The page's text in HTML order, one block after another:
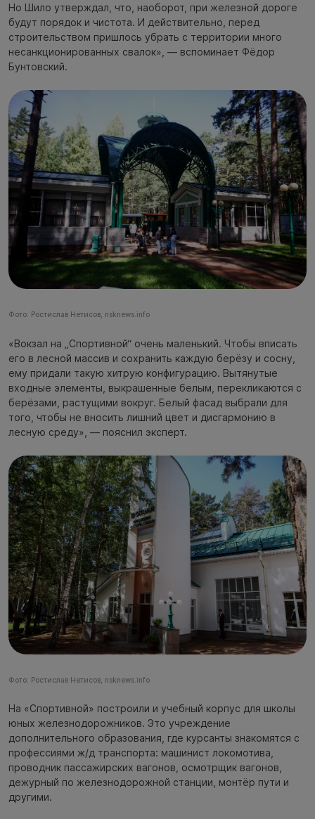
Но Шило утверждал, что, наоборот, при железной дороге
будут порядок и чистота. И действительно, перед
строительством пришлось убрать с территории много
несанкционированных свалок», — вспоминает Фёдор
Бунтовский.
Фото: Ростислав Нетисов, nsknews.info
«Вокзал на „Спортивной“ очень маленький. Чтобы вписать
его в лесной массив и сохранить каждую берёзу и сосну,
ему придали такую хитрую конфигурацию. Вытянутые
входные элементы, выкрашенные белым, перекликаются с
берёзами, растущими вокруг. Белый фасад выбрали для
того, чтобы не вносить лишний цвет и дисгармонию в
лесную среду», — пояснил эксперт.
Фото: Ростислав Нетисов, nsknews.info
На «Спортивной» построили и учебный корпус для школы
юных железнодорожников. Это учреждение
дополнительного образования, где курсанты знакомятся с
профессиями ж/д транспорта: машинист локомотива,
проводник пассажирских вагонов, осмотрщик вагонов,
дежурный по железнодорожной станции, монтёр пути и
другими.